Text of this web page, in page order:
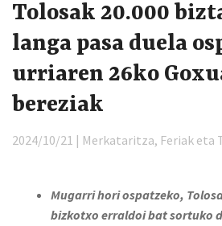
Tolosak 20.000
langa pasa duela
urriaren 26ko
bereziak
2024/10/21 | Merkataritza, Feriak eta
Mugarri hori ospatzeko,
bizkotxo erraldoi bat sortuko